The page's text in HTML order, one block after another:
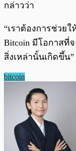
กล่าวว่า
“เราต้องการช่วย
Bitcoin มีโอกาสที่
สิ่งเหล่านั้นเกิดขึ้น”
bitcoin